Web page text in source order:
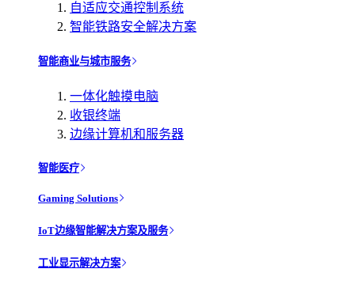
自适应交通控制系统
智能铁路安全解决方案
智能商业与城市服务
一体化触摸电脑
收银终端
边缘计算机和服务器
智能医疗
Gaming Solutions
IoT边缘智能解决方案及服务
工业显示解决方案